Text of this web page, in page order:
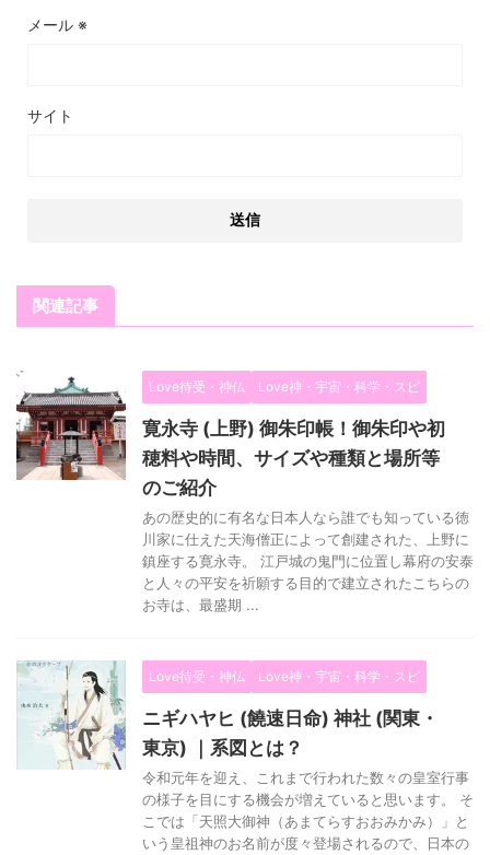
メール ※
サイト
関連記事
Love待受・神仏 Love神・宇宙・科学・スピ
寛永寺 (上野) 御朱印帳！御朱印や初
穂料や時間、サイズや種類と場所等
のご紹介
あの歴史的に有名な日本人なら誰でも知っている徳
川家に仕えた天海僧正によって創建された、上野に
鎮座する寛永寺。 江戸城の鬼門に位置し幕府の安泰
と人々の平安を祈願する目的で建立されたこちらの
お寺は、最盛期 ...
Love待受・神仏 Love神・宇宙・科学・スピ
ニギハヤヒ (饒速日命) 神社 (関東・
東京) ｜系図とは？
令和元年を迎え、これまで行われた数々の皇室行事
の様子を目にする機会が増えていると思います。 そ
こでは「天照大御神（あまてらすおおみかみ）」と
いう皇祖神のお名前が度々登場されるので、日本の